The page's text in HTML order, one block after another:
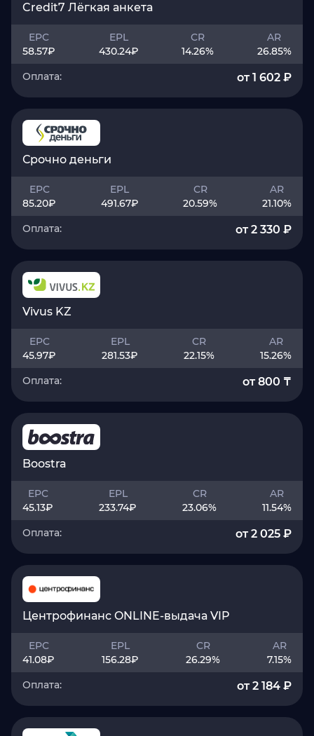
Credit7 Лёгкая анкета
EPC
58.57₽
EPL
430.24₽
CR
14.26%
AR
26.85%
Оплата:
от 1 602 ₽
Срочно деньги
EPC
85.20₽
EPL
491.67₽
CR
20.59%
AR
21.10%
Оплата:
от 2 330 ₽
Vivus KZ
EPC
45.97₽
EPL
281.53₽
CR
22.15%
AR
15.26%
Оплата:
от 800 ₸
Boostra
EPC
45.13₽
EPL
233.74₽
CR
23.06%
AR
11.54%
Оплата:
от 2 025 ₽
Центрофинанс ONLINE-выдача VIP
EPC
41.08₽
EPL
156.28₽
CR
26.29%
AR
7.15%
Оплата:
от 2 184 ₽